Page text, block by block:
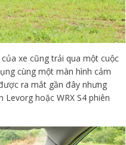
xe cũng trải qua một cuộc
cùng một màn hình cảm
ra mắt gần đây nhưng
hoặc WRX S4 phiên